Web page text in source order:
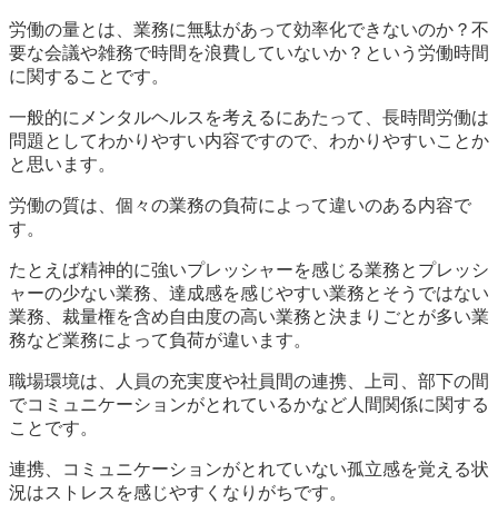
労働の量とは、業務に無駄があって効率化できないのか？不
要な会議や雑務で時間を浪費していないか？という労働時間
に関することです。
一般的にメンタルヘルスを考えるにあたって、長時間労働は
問題としてわかりやすい内容ですので、わかりやすいことか
と思います。
労働の質は、個々の業務の負荷によって違いのある内容で
す。
たとえば精神的に強いプレッシャーを感じる業務とプレッシ
ャーの少ない業務、達成感を感じやすい業務とそうではない
業務、裁量権を含め自由度の高い業務と決まりごとが多い業
務など業務によって負荷が違います。
職場環境は、人員の充実度や社員間の連携、上司、部下の間
でコミュニケーションがとれているかなど人間関係に関する
ことです。
連携、コミュニケーションがとれていない孤立感を覚える状
況はストレスを感じやすくなりがちです。